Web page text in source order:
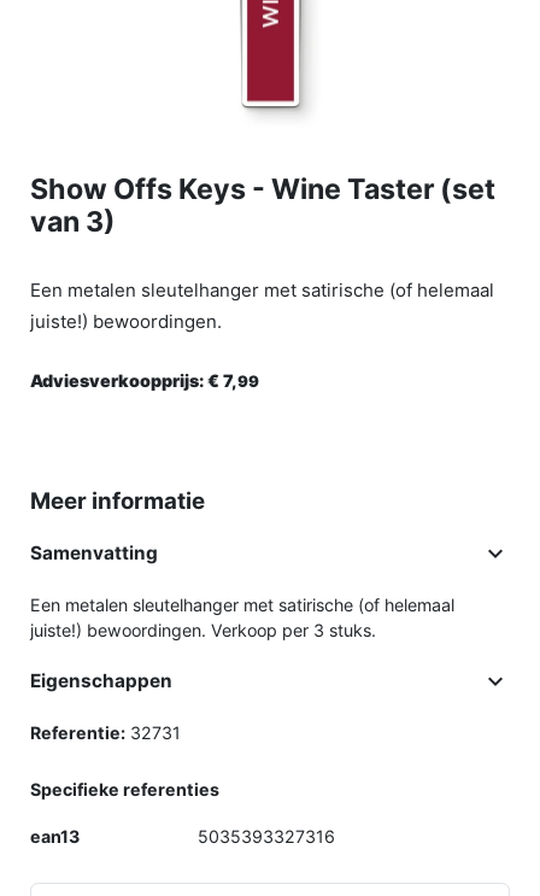
Show Offs Keys - Wine Taster (set
van 3)
Een metalen sleutelhanger met satirische (of helemaal
juiste!) bewoordingen.
Adviesverkoopprijs:€ 7,99
Meer informatie
Samenvatting 
Een metalen sleutelhanger met satirische (of helemaal
juiste!) bewoordingen. Verkoop per 3 stuks.
Eigenschappen 
Referentie: 32731
Specifieke referenties
ean13 5035393327316